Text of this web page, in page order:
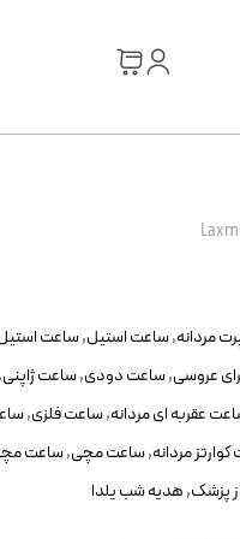
مردانه,ساعت استیل,ساعت استیل
عروسی,ساعت دودی,ساعت ژاپنی,
عقربه ای مردانه,ساعت فلزی,
مردانه,ساعت مچی,ساعت مچی
پزشک,هدیه شب یلدا